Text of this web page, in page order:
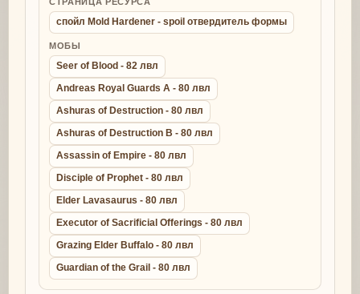
спойл Mold Hardener - spoil отвердитель формы
МОБЫ
Seer of Blood - 82 лвл
Andreas Royal Guards A - 80 лвл
Ashuras of Destruction - 80 лвл
Ashuras of Destruction B - 80 лвл
Assassin of Empire - 80 лвл
Disciple of Prophet - 80 лвл
Elder Lavasaurus - 80 лвл
Executor of Sacrificial Offerings - 80 лвл
Grazing Elder Buffalo - 80 лвл
Guardian of the Grail - 80 лвл